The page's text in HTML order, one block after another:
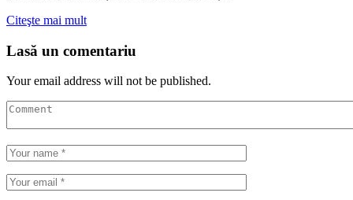
Citeşte mai mult
Lasă un comentariu
Your email address will not be published.